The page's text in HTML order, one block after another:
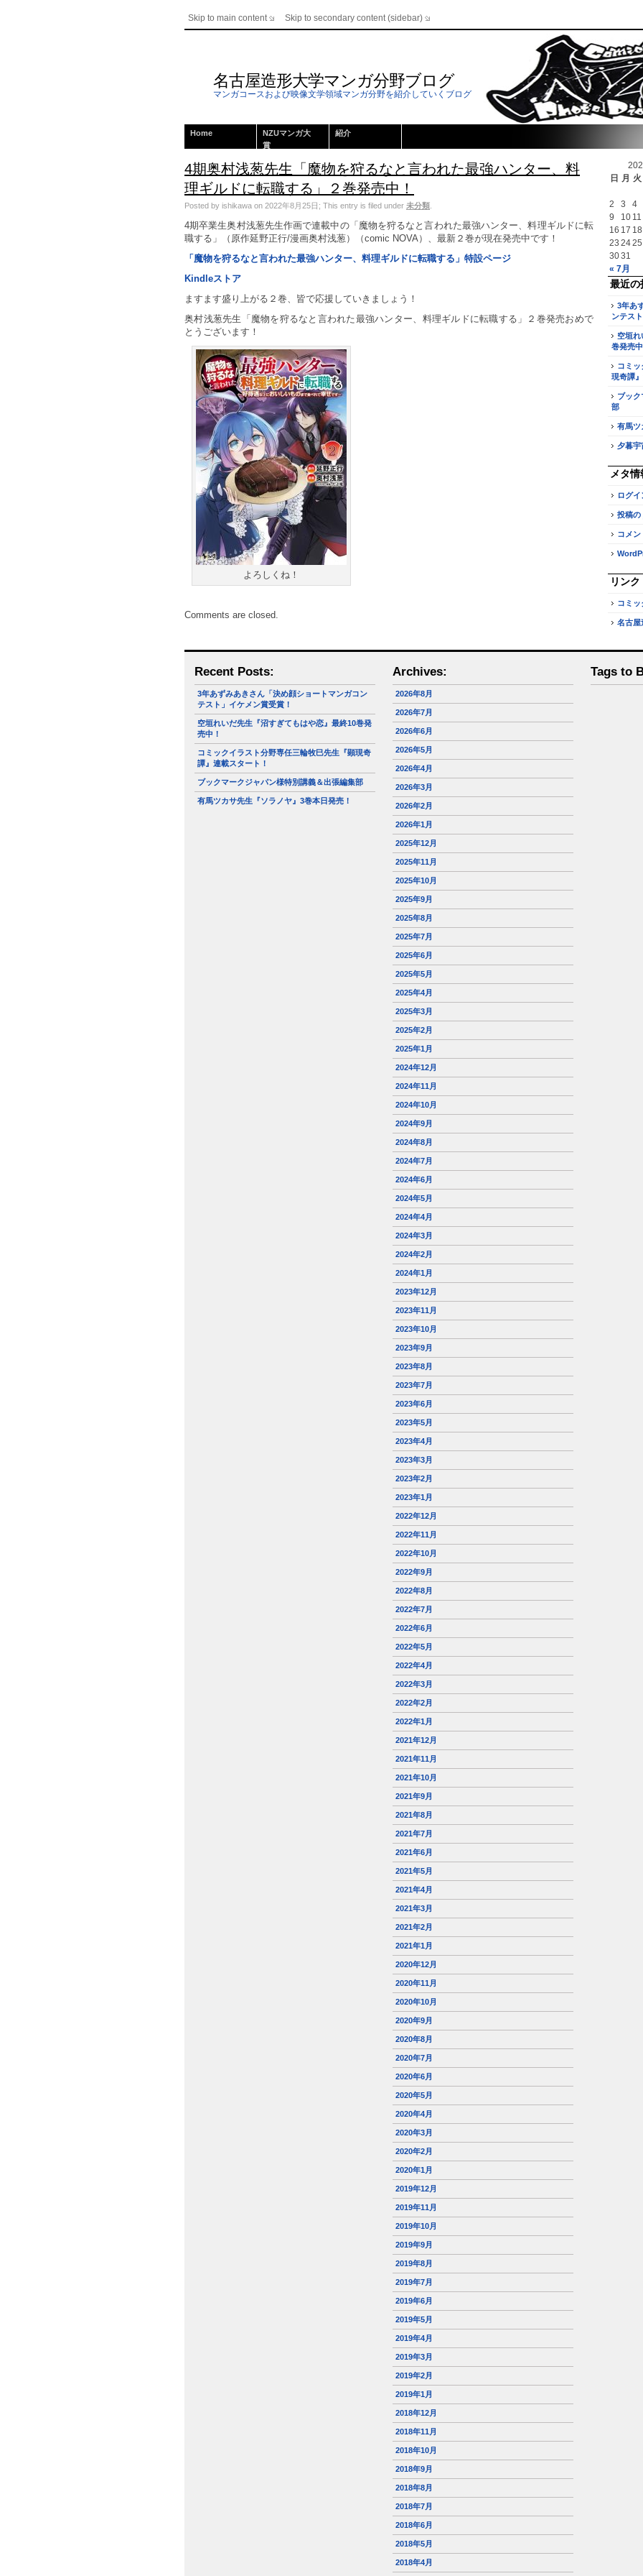
Skip to main content Skip to secondary content (sidebar)
名古屋造形大学マンガ分野ブログ
マンガコースおよび映像文学領域マンガ分野を紹介していくブログ
Home
NZUマンガ大
賞
紹介
4期奥村浅葱先生「魔物を狩るなと言われた最強ハンター、料
理ギルドに転職する」２巻発売中！
Posted by ishikawa on 2022年8月25日; This entry is filed under 未分類
4期卒業生奥村浅葱先生作画で連載中の「魔物を狩るなと言われた最強ハンター、料理ギルドに転
職する」（原作延野正行/漫画奥村浅葱）（comic NOVA）、最新２巻が現在発売中です！
「魔物を狩るなと言われた最強ハンター、料理ギルドに転職する」特設ページ
Kindleストア
ますます盛り上がる２巻、皆で応援していきましょう！
奥村浅葱先生「魔物を狩るなと言われた最強ハンター、料理ギルドに転職する」２巻発売おめで
とうございます！
よろしくね！
Comments are closed.
日 月 火
« 7月
2
3 4
9
10 11
16 17 18
23 2425
3031
最近の
3年あ
ンテス
空垣
巻発売中
コミ
現奇譚
ブッ
部
有馬ツ
夕暮宇
メタ情
ログイ
投稿の
コメン
リンク
コミ
名古屋
Recent Posts:
3年あずみあきさん「決め顔ショートマンガコン
テスト」イケメン賞受賞！
空垣れいだ先生『沼すぎてもはや恋』最終10巻発
売中！
コミックイラスト分野専任三輪牧巳先生『顕現奇
譚』連載スタート！
ブックマークジャパン様特別講義＆出張編集部
有馬ツカサ先生『ソラノヤ』3巻本日発売！
Archives:
2026年8月
2026年7月
2026年6月
2026年5月
2026年4月
2026年3月
2026年2月
2026年1月
2025年12月
2025年11月
2025年10月
2025年9月
2025年8月
2025年7月
2025年6月
2025年5月
2025年4月
2025年3月
2025年2月
2025年1月
2024年12月
2024年11月
2024年10月
2024年9月
2024年8月
2024年7月
2024年6月
2024年5月
2024年4月
2024年3月
2024年2月
2024年1月
2023年12月
2023年11月
2023年10月
2023年9月
2023年8月
2023年7月
2023年6月
2023年5月
2023年4月
2023年3月
2023年2月
2023年1月
2022年12月
2022年11月
2022年10月
2022年9月
2022年8月
2022年7月
2022年6月
2022年5月
2022年4月
2022年3月
2022年2月
2022年1月
2021年12月
2021年11月
2021年10月
2021年9月
2021年8月
2021年7月
2021年6月
2021年5月
2021年4月
2021年3月
2021年2月
2021年1月
2020年12月
2020年11月
2020年10月
2020年9月
2020年8月
2020年7月
2020年6月
2020年5月
2020年4月
2020年3月
2020年2月
2020年1月
2019年12月
2019年11月
2019年10月
2019年9月
2019年8月
2019年7月
2019年6月
2019年5月
2019年4月
2019年3月
2019年2月
2019年1月
2018年12月
2018年11月
2018年10月
2018年9月
2018年8月
2018年7月
2018年6月
2018年5月
2018年4月
Tags to